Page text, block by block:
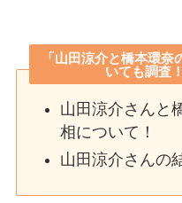
「山田涼介と橋本環
いても調査
山田涼介さんと
相について！
山田涼介さんの